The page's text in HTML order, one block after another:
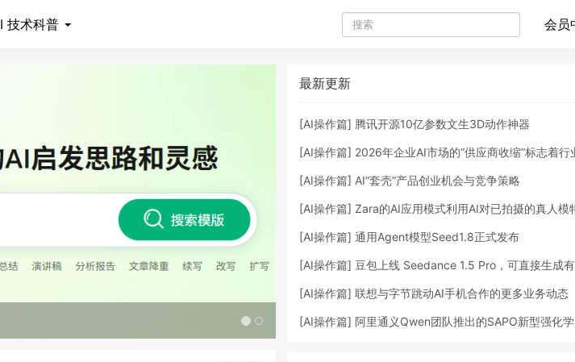
技术科普 会员
最新更新
[AI操作篇] 腾讯开源10亿参数文生3D动作神器
[AI操作篇] 2026年企业AI市场的“供应商收缩”标志着行业正从狂热探索走向理
[AI操作篇] AI“套壳”产品创业机会与竞争策略
[AI操作篇] Zara的AI应用模式利用AI对已拍摄的真人模特照片进行数字化修饰
[AI操作篇] 通用Agent模型Seed1.8正式发布
[AI操作篇] 豆包上线 Seedance 1.5 Pro，可直接生成有声
[AI操作篇] 联想与字节跳动AI手机合作的更多业务动态
[AI操作篇] 阿里通义Qwen团队推出的SAPO新型强化学习